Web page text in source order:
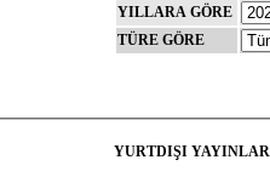
YILLARA GÖRE
TÜRE GÖRE
YURTDIŞI